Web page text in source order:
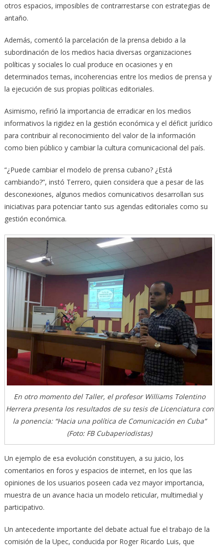
otros espacios, imposibles de contrarrestarse con estrategias de
antaño.
Además, comentó la parcelación de la prensa debido a la
subordinación de los medios hacia diversas organizaciones
políticas y sociales lo cual produce en ocasiones y en
determinados temas, incoherencias entre los medios de prensa y
la ejecución de sus propias políticas editoriales.
Asimismo, refirió la importancia de erradicar en los medios
informativos la rigidez en la gestión económica y el déficit jurídico
para contribuir al reconocimiento del valor de la información
como bien público y cambiar la cultura comunicacional del país.
“¿Puede cambiar el modelo de prensa cubano? ¿Está
cambiando?”, instó Terrero, quien considera que a pesar de las
desconexiones, algunos medios comunicativos desarrollan sus
iniciativas para potenciar tanto sus agendas editoriales como su
gestión económica.
En otro momento del Taller, el profesor Williams Tolentino
Herrera presenta los resultados de su tesis de Licenciatura con
la ponencia: “Hacia una política de Comunicación en Cuba”
(Foto: FB Cubaperiodistas)
Un ejemplo de esa evolución constituyen, a su juicio, los
comentarios en foros y espacios de internet, en los que las
opiniones de los usuarios poseen cada vez mayor importancia,
muestra de un avance hacia un modelo reticular, multimedial y
participativo.
Un antecedente importante del debate actual fue el trabajo de la
comisión de la Upec, conducida por Roger Ricardo Luis, que